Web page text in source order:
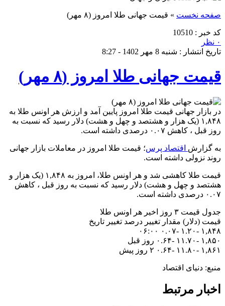
صفحه نخست » قیمت جهانی طلا امروز (۸ مهر)
کد خبر : 10510
۰ نظر
تاریخ انتشار : شنبه 8 مهر 1402 - 8:27
قیمت جهانی طلا امروز (۸ مهر)
در بازار جهانی قیمت طلا امروز پایین آمد و ارزش هر اونس طلا به
۱,۸۴۸ (یک هزار و هشتصد و چهل و هشت) دلار رسید که نسبت به
روز قبل ، کاهش ۰.۰۷ درصدی داشته است.
به گزارش اقتصاد پرس؛ قیمت طلا امروز در معاملات بازار جهانی
روند نزولی داشته است.
قیمت طلا کاهشی شد و هر اونس طلا، امروز به ۱,۸۴۸ (یک هزار و
هشتصد و چهل و هشت) دلار رسید که نسبت به روز قبل ، کاهش
۰.۰۷ درصدی داشته است.
جدول قیمت ۳ روز اخیر هر اونس طلا
قیمت (دلار) مقدار تغییر درصد تغییر تاریخ
۱,۸۴۸ -۱.۲۰ -۰.۰۷ ۰۶:۰۰
۱,۸۵۰ -۱۱.۷۰ -۰.۶۴ روز قبل
۱,۸۶۱ -۱۱.۸۰ -۰.۶۴ ۲ روز پیش
منبع: دنیای اقتصاد
اخبار مرتبط